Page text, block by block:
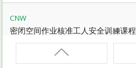
CNW
密闭空间作业核准工人安全训練课程
CNW(R)